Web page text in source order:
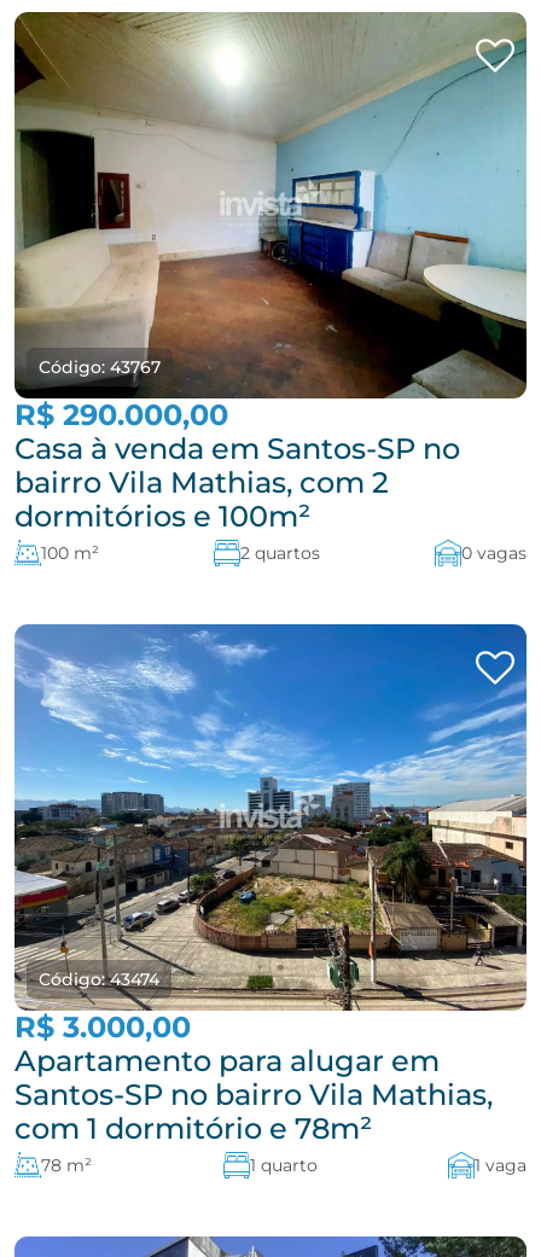
Código: 43767
R$ 290.000,00
Casa à venda em Santos-SP no
bairro Vila Mathias, com 2
dormitórios e 100m²
100 m² 2 quartos 0 vagas
Código: 43474
R$ 3.000,00
Apartamento para alugar em
Santos-SP no bairro Vila Mathias,
com 1 dormitório e 78m²
78 m² 1 quarto 1 vaga